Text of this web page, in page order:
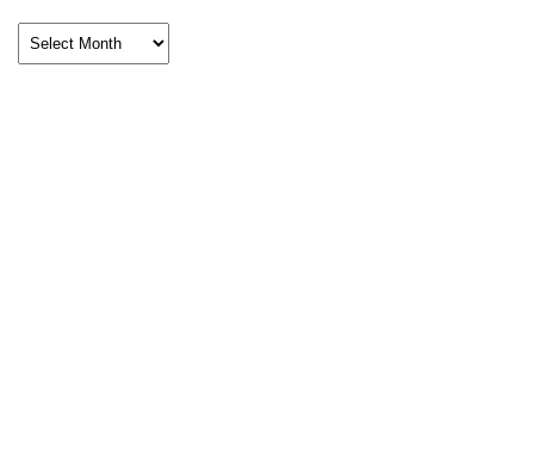
Archivi